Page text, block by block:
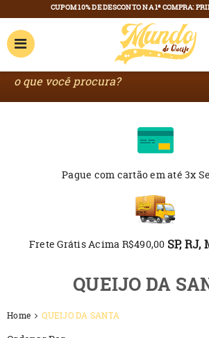
Pague com cartãoem até 3x
Frete Grátis Acima R$490,00 SP, RJ,
QUEIJO DA
Home QUEIJO DA SANTA